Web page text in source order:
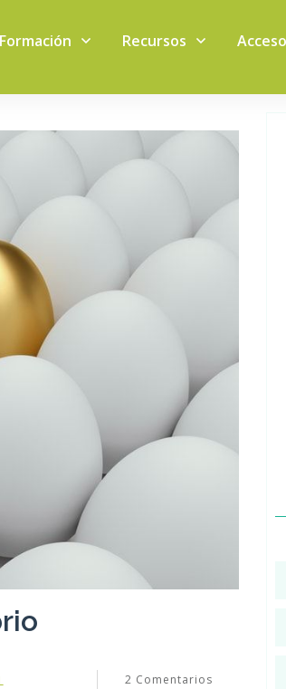
Formación Recursos
2 Comentarios